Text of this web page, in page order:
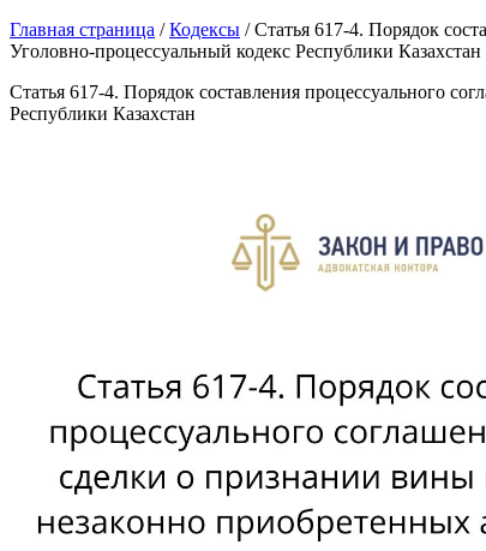
Главная страница /Кодексы /Статья 617-4. Порядок
Уголовно-процессуальный кодекс Республики Казахстан
Статья 617-4. Порядок составления процессуального
Республики Казахстан